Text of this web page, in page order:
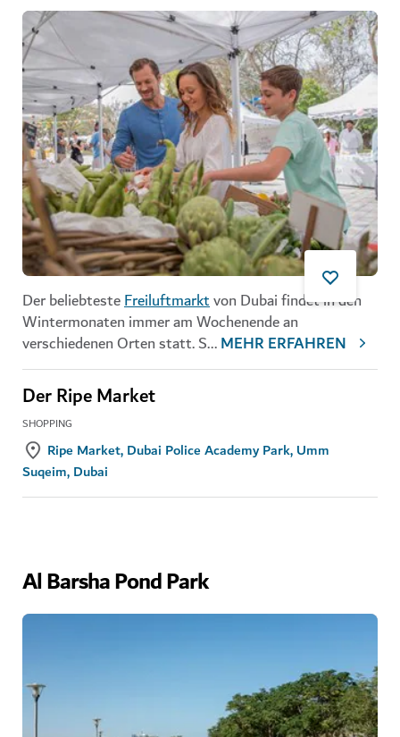
Der beliebtesteFreiluftmarktvon Dubai findet in den
Wintermonaten immer am Wochenende an
verschiedenen Orten statt. S...MEHR ERFAHREN
Der Ripe Market
SHOPPING
Ripe Market, Dubai Police Academy Park, Umm
Suqeim, Dubai
Al Barsha Pond Park